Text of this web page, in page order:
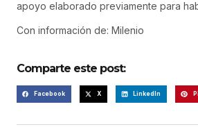
apoyo elaborado previamente para
Con información de: Milenio
Comparte este post:
Facebook X LinkedIn